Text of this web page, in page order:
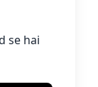
se hai